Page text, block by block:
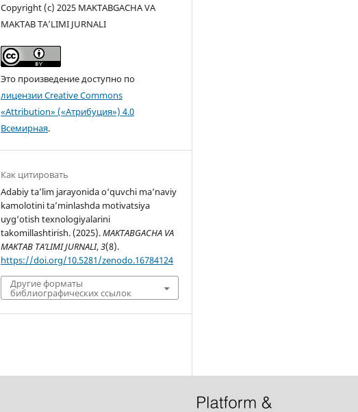
Copyright (c) 2025 MAKTABGACHA VA
MAKTAB TA’LIMI JURNALI
Это произведение доступно по
лицензии Creative Commons
«Attribution» («Атрибуция») 4.0
Всемирная.
Как цитировать
Adabiy ta’lim jarayonida o‘quvchi ma’naviy
kamolotini ta’minlashda motivatsiya
uyg‘otish texnologiyalarini
takomillashtirish. (2025).MAKTABGACHA VA
MAKTAB TA’LIMI JURNALI,3(8).
https://doi.org/10.5281/zenodo.16784124
Другие форматы
библиографических ссылок